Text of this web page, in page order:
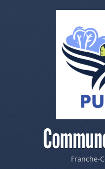
Franche-